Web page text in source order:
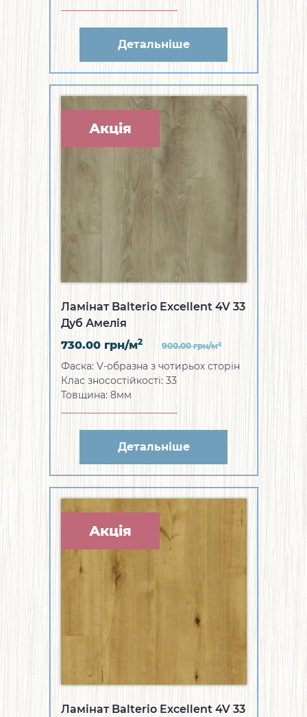
Детальніше
Акція
Ламінат Balterio Excellent 4V 33
Дуб Амелія
730.00 грн/м2 900.00грн/м2
Фаска: V-образна з чотирьох сторін
Клас зносостійкості: 33
Товщина: 8мм
Детальніше
Акція
Ламінат Balterio Excellent 4V 33